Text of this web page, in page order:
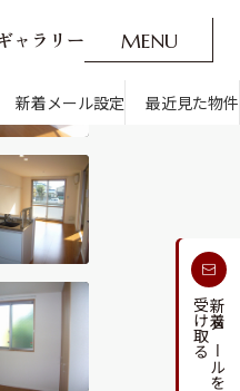
ャ ラ リ ー MENU
O
CLOSE
す
す
新着メールを
受け取る
新着メール設定 最近見た物件